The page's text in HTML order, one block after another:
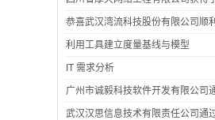
利用工具建立度量基线与模型
IT 需求分析
武汉汉思信息技术有限责任公司通